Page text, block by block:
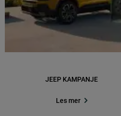
JEEP KAMPANJE
Les mer